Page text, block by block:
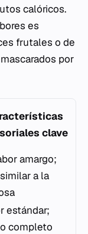
calóricos.
es
frutales o de
por
clave
amargo;
a la
estándar;
completo